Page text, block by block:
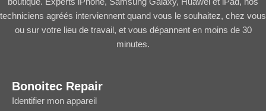
boutique. Experts iPhone, Samsung Galaxy, Huawei et iPad, nos
techniciens agréés interviennent quand vous le souhaitez, chez vous
ou sur votre lieu de travail, et vous dépannent en moins de 30
minutes.
Bonoitec Repair
Identifier mon appareil